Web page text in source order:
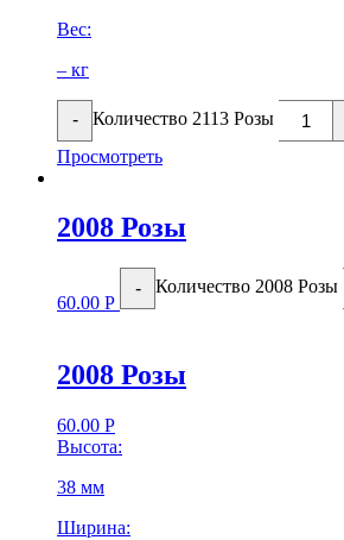
Вес:
– кг
- Количество 2113 Розы
Просмотреть
2008 Розы
60.00 Р
- Количество 2008 Розы
2008 Розы
60.00 Р
Высота:
38 мм
Ширина: